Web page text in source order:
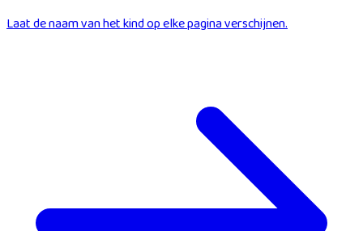
Laat de naam van het kind op elke pagina verschijnen.